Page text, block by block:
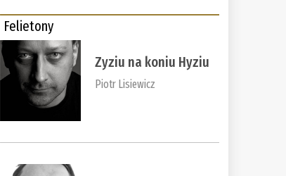
Felietony
Zyziu na koniu Hyziu
Piotr Lisiewicz